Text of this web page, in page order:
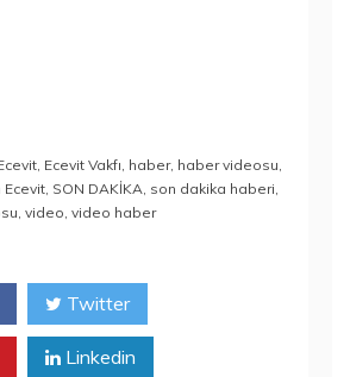
Ecevit Vakfı haber, haber videosu
Ecevit SON DAKİKA son dakika haberi
video video haber
Twitter
Linkedin